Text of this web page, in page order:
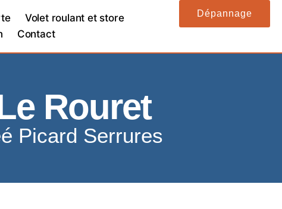
Volet roulant et store
Contact
Dépannage
Rouret
Picard Serrures